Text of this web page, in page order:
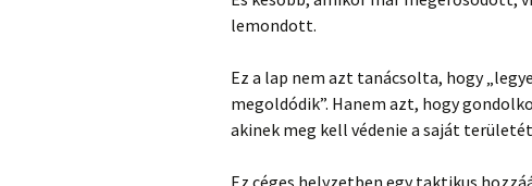
lemondott.
Ez a lap nem azt tanácsolta, hogy
megoldódik”. Hanem azt, hogy
akinek meg kell védenie a saját
Ez céges helyzetben egy taktikus